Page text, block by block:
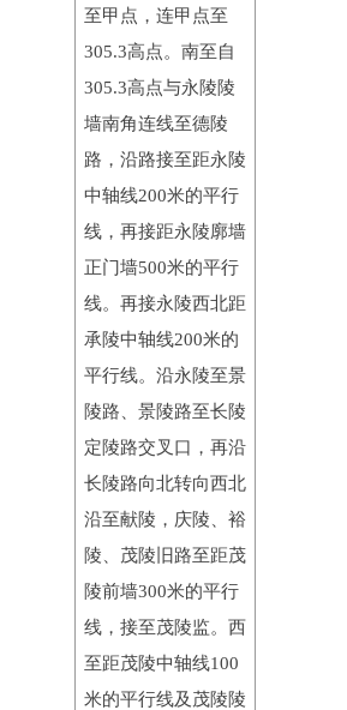
至甲点，连甲点至
305.3高点。南至自
305.3高点与永陵陵
墙南角连线至德陵
路，沿路接至距永陵
中轴线200米的平行
线，再接距永陵廓墙
正门墙500米的平行
线。再接永陵西北距
承陵中轴线200米的
平行线。沿永陵至景
陵路、景陵路至长陵
定陵路交叉口，再沿
长陵路向北转向西北
沿至献陵，庆陵、裕
陵、茂陵旧路至距茂
陵前墙300米的平行
线，接至茂陵监。西
至距茂陵中轴线100
米的平行线及茂陵陵